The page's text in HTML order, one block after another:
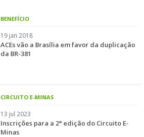
BENEFÍCIO
19 jan 2018
ACEs vão a Brasília em favor da duplicação
da BR-381
CIRCUITO E-MINAS
13 jul 2023
Inscrições para a 2° edição do Circuito E-
Minas